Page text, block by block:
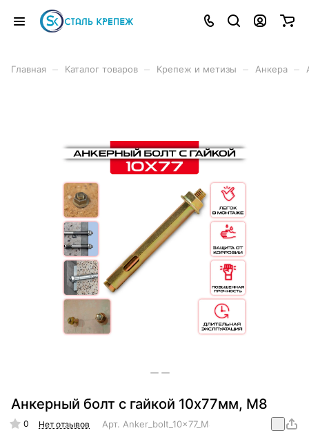
Главная Каталог товаров Крепеж и метизы Анкера
Анкерный болт с гайкой 10х77мм, М8
0 Нет отзывов Арт. Anker_bolt_10x77_M8